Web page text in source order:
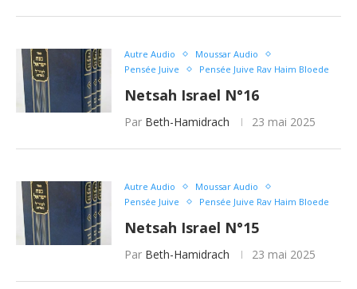
Autre Audio
Moussar Audio
Pensée Juive
Pensée Juive Rav Haim Bloede
Netsah Israel N°16
Par Beth-Hamidrach 23 mai 2025
Autre Audio
Moussar Audio
Pensée Juive
Pensée Juive Rav Haim Bloede
Netsah Israel N°15
Par Beth-Hamidrach 23 mai 2025